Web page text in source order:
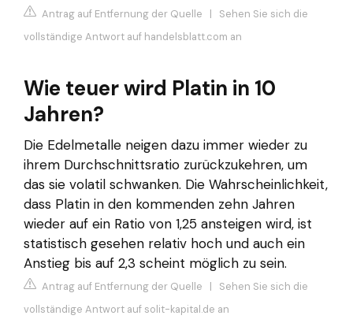
Antrag auf Entfernung der Quelle | Sehen Sie sich die
vollständige Antwort auf handelsblatt.com an
Wie teuer wird Platin in 10
Jahren?
Die Edelmetalle neigen dazu immer wieder zu
ihrem Durchschnittsratio zurückzukehren, um
das sie volatil schwanken. Die Wahrscheinlichkeit,
dass Platin in den kommenden zehn Jahren
wieder auf ein Ratio von 1,25 ansteigen wird, ist
statistisch gesehen relativ hoch und auch ein
Anstieg bis auf 2,3 scheint möglich zu sein.
Antrag auf Entfernung der Quelle | Sehen Sie sich die
vollständige Antwort auf solit-kapital.de an